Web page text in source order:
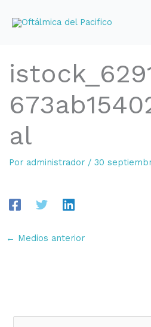
contenido
al
Por administrador /30
← Medios anterior